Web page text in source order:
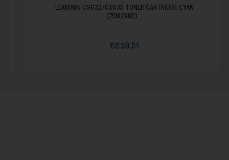
LEXMARK CS632/CX635 TONER CARTRIDGE CYAN
(75M2XK0)...
Τιμή
€639,51